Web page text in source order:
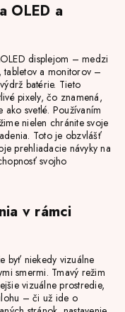
OLED a
displejom – medzi
a monitorov –
batérie. Tieto
pixely, čo znamená,
svetlé. Používaním
nielen chránite svoje
Toto je obzvlášť
prehliadacie návyky na
svojho
v rámci
byť niekedy vizuálne
smermi. Tmavý režim
vizuálne prostredie,
– či už ide o